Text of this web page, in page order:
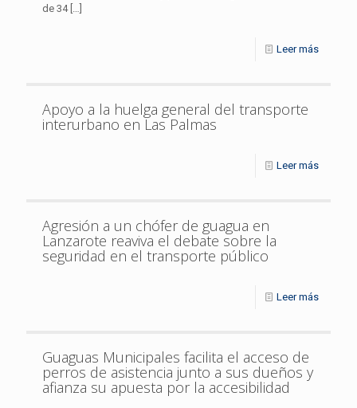
de 34[…]
Leer más
Apoyo a la huelga general del transporte
interurbano en Las Palmas
Leer más
Agresión a un chófer de guagua en
Lanzarote reaviva el debate sobre la
seguridad en el transporte público
Leer más
Guaguas Municipales facilita el acceso de
perros de asistencia junto a sus dueños y
afianza su apuesta por la accesibilidad